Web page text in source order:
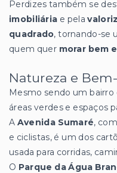
Perdizes também se
imobiliária e pela
quadrado, tornando-se
quem quer morar bem
Natureza e
Mesmo sendo um
áreas verdes e espaços
A Avenida Sumaré,
e ciclistas, é um dos
usada para corridas,
O Parque da Água